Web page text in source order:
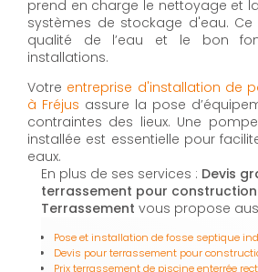
prend en charge le nettoyage et
systèmes de stockage d'eau.
qualité de l’eau et le bon
installations.
Votre entreprise d'installation de
à Fréjus assure la pose
contraintes des lieux. Une
installée est essentielle pour
eaux.
En plus de ses services : Devis
terrassement pour construction
Terrassement vous propose
Pose et installation de fosse septique
Devis pour terrassement pour
Prix terrassement de piscine enterrée